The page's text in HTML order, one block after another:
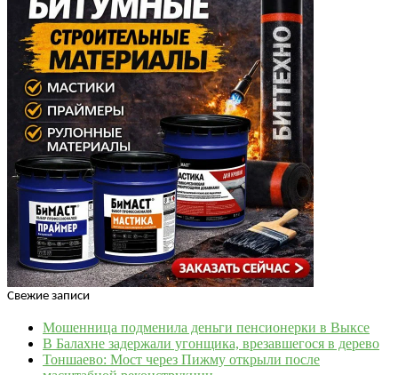
Свежие записи
Мошенница подменила деньги пенсионерки в Выксе
В Балахне задержали угонщика, врезавшегося в дерево
Тоншаево: Мост через Пижму открыли после